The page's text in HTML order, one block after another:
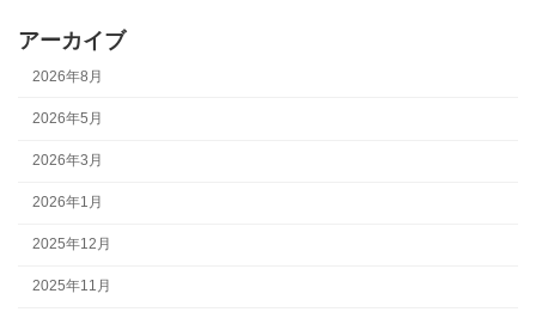
アーカイブ
2026年8月
2026年5月
2026年3月
2026年1月
2025年12月
2025年11月